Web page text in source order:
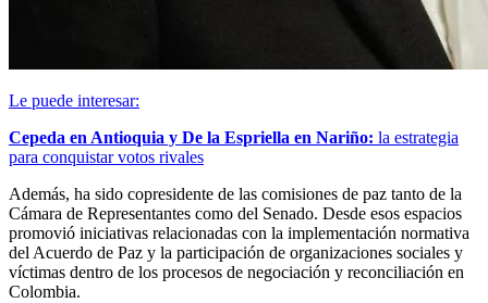
Le puede interesar:
Cepeda en Antioquia y De la Espriella en Nariño: la estrategia
para conquistar votos rivales
Además, ha sido copresidente de las comisiones de paz tanto de la
Cámara de Representantes como del Senado. Desde esos espacios
promovió iniciativas relacionadas con la implementación normativa
del Acuerdo de Paz y la participación de organizaciones sociales y
víctimas dentro de los procesos de negociación y reconciliación en
Colombia.